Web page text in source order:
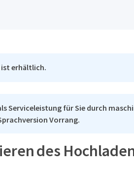
ist erhältlich.
Serviceleistung für Sie durch
Vorrang.
des